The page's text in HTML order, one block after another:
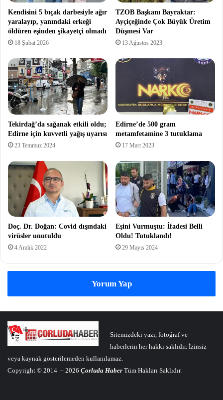
Kendisini 5 bıçak darbesiyle ağır
yaralayıp, yanındaki erkeği
öldüren eşinden şikayetçi olmadı
18 Şubat 2026
TZOB Başkanı Bayraktar:
Ayçiçeğinde Çok Büyük Üretim
Düşmesi Var
13 Ağustos 2023
Tekirdağ’da sağanak etkili oldu;
Edirne için kuvvetli yağış uyarısı
23 Temmuz 2024
Edirne’de 500 gram
metamfetamine 3 tutuklama
17 Mart 2023
Doç. Dr. Doğan: Covid dışındaki
virüsler unutuldu
4 Aralık 2022
Eşini Vurmuştu: İfadesi Belli
Oldu! Tutuklandı!
29 Mayıs 2024
Yorum Yap
Sitemizdeki yazı, fotoğraf ve
haberlerin her hakkı saklıdır. İzinsiz
veya kaynak gösterilemeden kullanılamaz.
Copyright © 2014 – 2026 Çorluda Haber Tüm Hakları Saklıdır.